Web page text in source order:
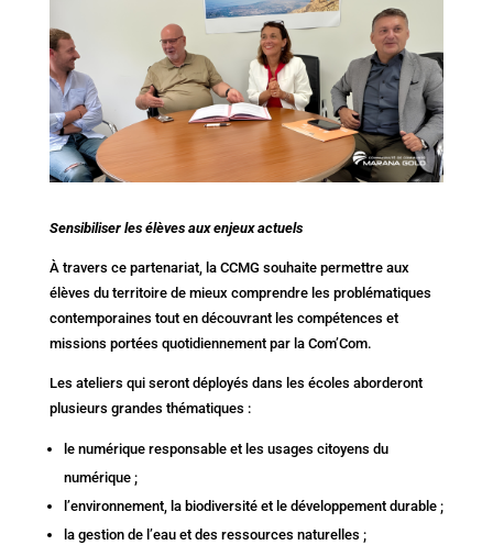
Sensibiliser les élèves aux enjeux actuels
À travers ce partenariat, la CCMG souhaite permettre aux
élèves du territoire de mieux comprendre les problématiques
contemporaines tout en découvrant les compétences et
missions portées quotidiennement par la Com’Com.
Les ateliers qui seront déployés dans les écoles aborderont
plusieurs grandes thématiques :
le numérique responsable et les usages citoyens du
numérique ;
l’environnement, la biodiversité et le développement durable ;
la gestion de l’eau et des ressources naturelles ;